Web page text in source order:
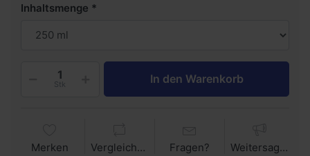
Inhaltsmenge
Stk In den Warenkorb
Merken Vergleichen Fragen? Weitersagen